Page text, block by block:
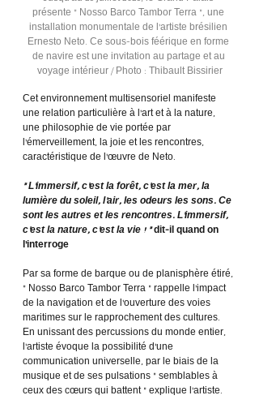
présente « Nosso Barco Tambor Terra », une
installation monumentale de l’artiste brésilien
Ernesto Neto. Ce sous-bois féérique en forme
de navire est une invitation au partage et au
voyage intérieur / Photo : Thibault Bissirier
Cet environnement multisensoriel manifeste
une relation particulière à l’art et à la nature,
une philosophie de vie portée par
l’émerveillement, la joie et les rencontres,
caractéristique de l’œuvre de Neto.
« L’immersif, c’est la forêt, c’est la mer, la
lumière du soleil, l’air, les odeurs les sons. Ce
sont les autres et les rencontres. L’immersif,
c’est la nature, c’est la vie ! » dit-il quand on
l’interroge
Par sa forme de barque ou de planisphère étiré,
« Nosso Barco Tambor Terra » rappelle l’impact
de la navigation et de l’ouverture des voies
maritimes sur le rapprochement des cultures.
En unissant des percussions du monde entier,
l’artiste évoque la possibilité d’une
communication universelle, par le biais de la
musique et de ses pulsations « semblables à
ceux des cœurs qui battent » explique l’artiste.